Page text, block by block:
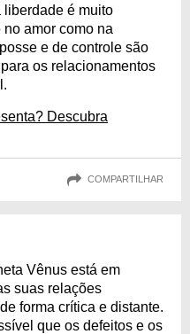
liberdade é muito
amor como na
e de controle são
os relacionamentos
Descubra
COMPARTILHAR
Vênus está em
suas relações
forma crítica e distante.
que os defeitos e os